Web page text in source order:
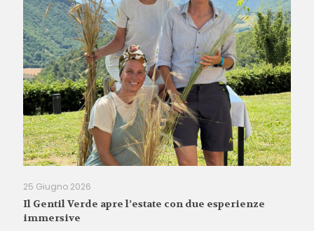
25 Giugno 2026
Il Gentil Verde apre l’estate con due esperienze
immersive